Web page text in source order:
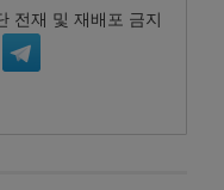
전재 및 재배포 금지